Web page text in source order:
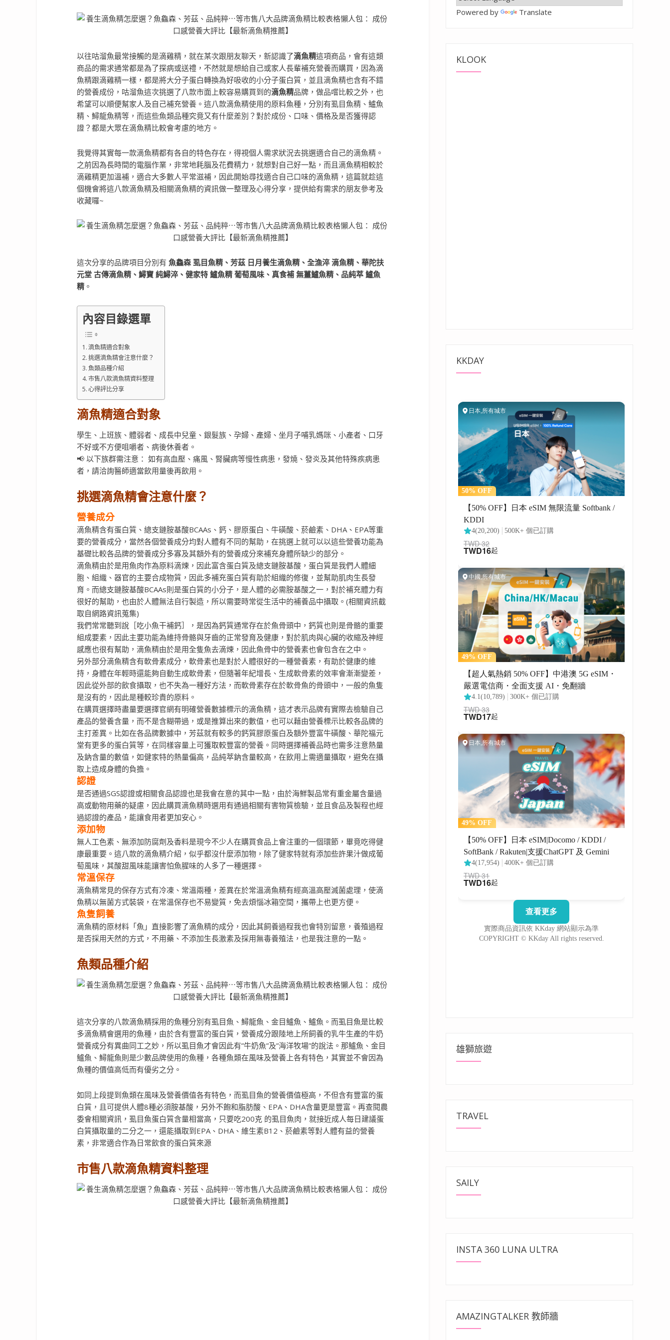
以往咕溜魚最常接觸的是滴雞精，就在某次跟朋友聊天，新認識了滴魚精這項商品，會有這類
商品的需求通常都是為了探病或送禮，不然就是想給自己或家人長輩補充營養而購買， 因為滴
魚精跟滴雞精一樣，都是將大分子蛋白轉換為好吸收的小分子蛋白質，並且滴魚精也含有不錯
的營養成份，咕溜魚這次挑選了八款市面上較容易購買到的滴魚精品牌，做品嚐比較之外，也
希望可以順便幫家人及自己補充營養。 這八款滴魚精使用的原料魚種 ，分別有虱目魚精、鱸魚
精、鱘龍魚精等，而這些魚類品種究竟又有什麼差別？對於成份、口味、價格及是否獲得認
證？都是大眾在滴魚精比較會考慮的地方 。
我覺得其實每一款滴魚精都有各自的特色存在，得視個人需求狀況去挑選適合自己的滴魚精。
之前因為長時間的電腦作業，非常地耗腦及花費精力，就想對自己好一點，而且滴魚精相較於
滴雞精更加溫補，適合大多數人平常滋補，因此開始尋找適合自己口味的滴魚精， 這篇就趁這
個機會將這八款滴魚精及相關滴魚精的資訊做一整理及心得分享，提供給有需求的朋友參考及
收藏囉~
這次分享的品牌項目分別有 魚鱻森 虱目魚精、芳茲 日月養生滴魚精、全漁淬 滴魚精、華陀扶
元堂 古傳滴魚精、鱘寶 純鱘淬、健家特 鱸魚精 葡萄風味、真食補 無薑鱸魚精、品純萃 鱸魚
精 。
內容目錄選單
滴魚精適合對象
挑選滴魚精會注意什麼？
魚類品種介紹
市售八款滴魚精資料整理
心得評比分享
滴魚精適合對象
學生、上班族、體弱者、成長中兒童、銀髮族、孕婦、產婦、坐月子哺乳媽咪、小產者、口牙
不好或不方便咀嚼者、病後休養者。
📢 以下族群需注意： 如有高血壓、痛風、腎臟病等慢性病患，發燒、發炎及其他特殊疾病患
者，請洽詢醫師適當飲用量後再飲用。
挑選滴魚精會注意什麼？
營養成分
滴魚精含有蛋白質、總支鏈胺基酸BCAAs 、鈣、膠原蛋白、牛磺酸、菸鹼素、DHA、EPA等重
要的營養成分，當然各個營養成分均對人體有不同的幫助，在挑選上就可以以這些營養功能為
基礎比較各品牌的營養成分多寡及其額外有的營養成分來補充身體所缺少的部分。
滴魚精由於是用魚肉作為原料滴煉，因此富含蛋白質及總支鏈胺基酸，蛋白質是我們人體細
胞、組織、器官的主要合成物質，因此多補充蛋白質有助於組織的修復，並幫助肌肉生長發
育。而總支鏈胺基酸BCAAs則是蛋白質的小分子，是人體的必需胺基酸之一，對於補充體力有
很好的幫助 ，也由於人體無法自行製造，所以需要時常從生活中的補養品中攝取。(相關資訊截
取自網路資訊蒐集)
我們常常聽到說［吃小魚干補鈣］，是因為鈣質通常存在於魚骨頭中，鈣質也則是骨骼的重要
組成要素，因此主要功能為維持骨骼與牙齒的正常發育及健康，對於肌肉與心臟的收縮及神經
感應也很有幫助，滴魚精由於是用全隻魚去滴煉，因此魚骨中的營養素也會包含在之中。
另外部分滴魚精含有軟骨素成分，軟骨素也是對於人體很好的一種營養素，有助於健康的維
持，身體在年輕時還能夠自動生成軟骨素，但隨著年紀增長、生成軟骨素的效率會漸漸變差，
因此從外部的飲食攝取，也不失為一種好方法，而軟骨素存在於軟骨魚的骨頭中，一般的魚隻
是沒有的，因此是種較珍貴的原料。
在購買選擇時盡量要選擇官網有明確營養數據標示的滴魚精，這才表示品牌有實際去檢驗自己
產品的營養含量，而不是含糊帶過，或是推算出來的數值，也可以藉由營養標示比較各品牌的
主打差異。比如在各品牌數據中，芳茲就有較多的鈣質膠原蛋白及額外豐富牛磺酸、華陀福元
堂有更多的蛋白質等，在同樣容量上可獲取較豐富的營養。同時選擇補養品時也需多注意熱量
及鈉含量的數值，如健家特的熱量偏高，品純萃鈉含量較高，在飲用上需適量攝取，避免在攝
取上造成身體的負擔。
認證
是否通過SGS認證或相關食品認證也是我會在意的其中一點，由於海鮮製品常有重金屬含量過
高或動物用藥的疑慮，因此購買滴魚精時選用有通過相關有害物質檢驗，並且食品及製程也經
過認證的產品，能讓食用者更加安心。
添加物
無人工色素、無添加防腐劑及香料是現今不少人在購買食品上會注重的一個環節，畢竟吃得健
康最重要。這八款的滴魚精介紹，似乎都沒什麼添加物，除了健家特就有添加些許果汁做成葡
萄風味，其酸甜風味能讓害怕魚腥味的人多了一種選擇。
常溫保存
滴魚精常見的保存方式有冷凍、常溫兩種，差異在於常溫滴魚精有經高溫高壓滅菌處理，使滴
魚精以無菌方式裝袋，在常溫保存也不易變質，免去煩惱冰箱空間，攜帶上也更方便。
魚隻飼養
滴魚精的原材料「魚」直接影響了滴魚精的成分，因此其飼養過程我也會特別留意，養殖過程
是否採用天然的方式，不用藥、不添加生長激素及採用無毒養殖法，也是我注意的一點。
魚類品種介紹
這次分享的八款滴魚精採用的魚種分別有虱目魚、鱘龍魚、金目鱸魚、鱸魚。而虱目魚是比較
多滴魚精會選用的魚種，由於含有豐富的蛋白質，營養成分跟陸地上所飼養的乳牛生產的牛奶
營養成分有異曲同工之妙，所以虱目魚才會因此有”牛奶魚”及”海洋牧場”的說法。那鱸魚、金目
鱸魚、鱘龍魚則是少數品牌使用的魚種，各種魚類在風味及營養上各有特色，其實並不會因為
魚種的價值高低而有優劣之分。
如同上段提到魚類在風味及營養價值各有特色，而虱目魚的營養價值極高，不但含有豐富的蛋
白質，且可提供人體8種必須胺基酸，另外不飽和脂肪酸、EPA、DHA含量更是豐富。再查閱農
委會相關資訊，虱目魚蛋白質含量相當高，只要吃200克 的虱目魚肉，就接近成人每日建議蛋
白質攝取量的二分之一，還能攝取到EPA、DHA、維生素B12、菸鹼素等對人體有益的營養
素 ，非常適合作為日常飲食的蛋白質來源
市售八款滴魚精資料整理
Powered by Translate
KLOOK
KKDAY
雄獅旅遊
TRAVEL
SAILY
INSTA 360 LUNA ULTRA
AMAZINGTALKER 教師牆